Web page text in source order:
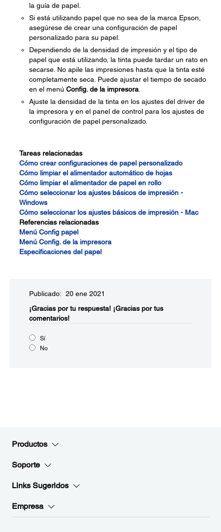
la guía de papel.
Si está utilizando papel que no sea de la marca Epson,
asegúrese de crear una configuración de papel
personalizado para su papel.
Dependiendo de la densidad de impresión y el tipo de
papel que está utilizando, la tinta puede tardar un rato en
secarse. No apile las impresiones hasta que la tinta esté
completamente seca. Puede ajustar el tiempo de secado
en el menú Config. de la impresora
Ajuste la densidad de la tinta en los ajustes del driver de
la impresora y en el panel de control para los ajustes de
configuración de papel personalizado.
Tareas relacionadas
Cómo crear configuraciones de papel personalizado
Cómo limpiar el alimentador automático de hojas
Cómo limpiar el alimentador de papel en rollo
Cómo seleccionar los ajustes básicos de impresión -
Windows
Cómo seleccionar los ajustes básicos de impresión - Mac
Referencias relacionadas
Menú Config papel
Menú Config. de la impresora
Especificaciones del papel
Publicado: 20 ene 2021
¡Gracias por tu respuesta! ¡Gracias por tus
comentarios!
Sí
No
Productos
Soporte
Links Sugeridos
Empresa